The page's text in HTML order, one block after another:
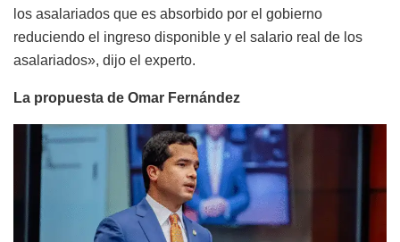
los asalariados que es absorbido por el gobierno
reduciendo el ingreso disponible y el salario real de los
asalariados», dijo el experto.
La propuesta de Omar Fernández